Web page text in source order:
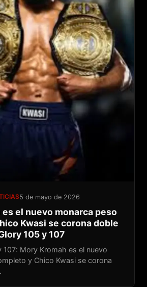
5 de mayo de 2026
es el nuevo monarca peso
Kwasi se corona doble
105 y 107
107: Mory Kromah es el nuevo
y Chico Kwasi se corona